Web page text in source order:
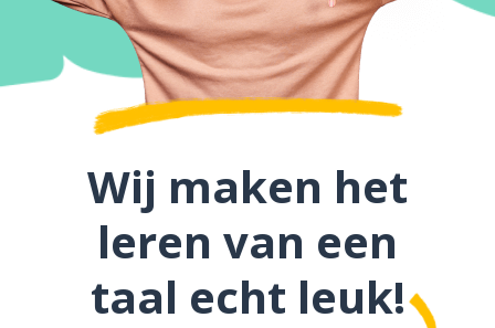
Wij maken het
leren van een
taal echt leuk!